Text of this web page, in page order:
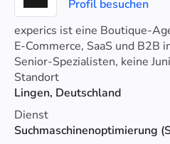
Profil besuchen
experics ist eine Boutique-
E-Commerce, SaaS und B2B
Senior-Spezialisten, keine
Erfahrung. Gewinner
Standort
Lingen, Deutschland
Dienst